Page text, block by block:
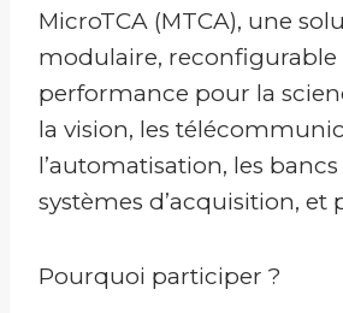
MicroTCA (MTCA), une
modulaire, reconfigurable
performance pour la
la vision, les
l’automatisation, les bancs
systèmes d’acquisition, et
Pourquoi participer ?